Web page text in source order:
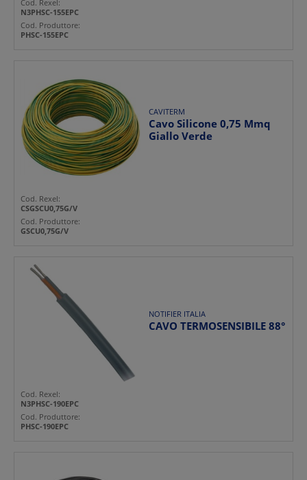
Cod. Rexel:
N3PHSC-155EPC
Cod. Produttore:
PHSC-155EPC
CAVITERM
Cavo Silicone 0,75 Mmq
Giallo Verde
Cod. Rexel:
CSGSCU0,75G/V
Cod. Produttore:
GSCU0,75G/V
NOTIFIER ITALIA
CAVO TERMOSENSIBILE 88°
Cod. Rexel:
N3PHSC-190EPC
Cod. Produttore:
PHSC-190EPC